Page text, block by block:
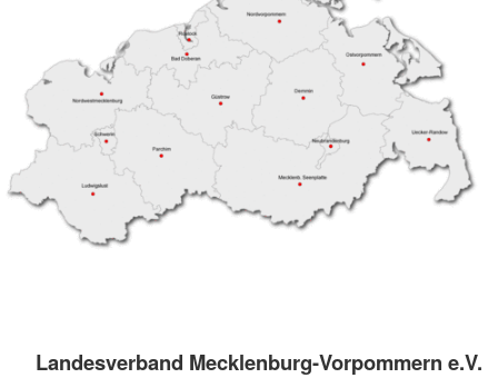
Landesverband Mecklenburg-Vorpommern e.V.